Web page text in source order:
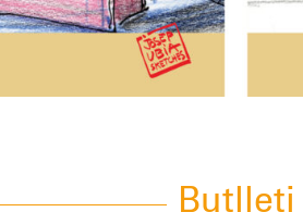
Butlleti